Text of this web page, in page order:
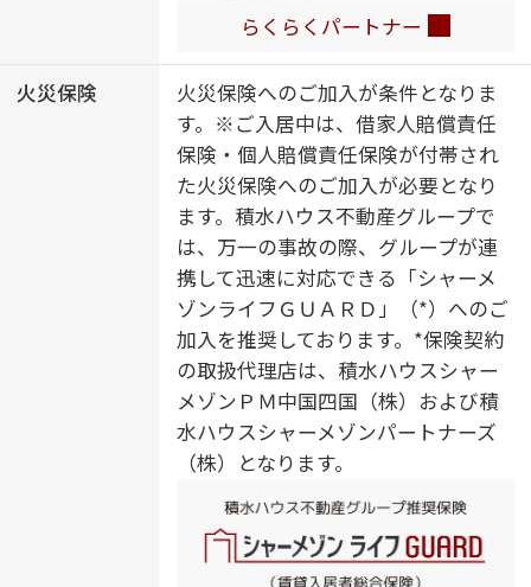
らくらくパートナー
火災保険
火災保険へのご加入が条件となりま
す。※ご入居中は、借家人賠償責任
保険・個人賠償責任保険が付帯され
た火災保険へのご加入が必要となり
ます。積水ハウス不動産グループで
は、万一の事故の際、グループが連
携して迅速に対応できる「シャーメ
ゾンライフＧＵＡＲＤ」（*）へのご
加入を推奨しております。*保険契約
の取扱代理店は、積水ハウスシャー
メゾンＰＭ中国四国（株）および積
水ハウスシャーメゾンパートナーズ
（株）となります。